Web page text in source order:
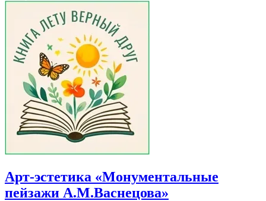
Арт-эстетика «Монументальные
пейзажи А.М.Васнецова»